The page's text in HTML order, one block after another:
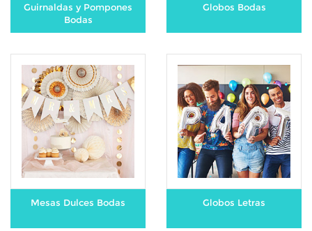
Guirnaldas y Pompones
Bodas
Globos Bodas
Mesas Dulces Bodas Globos Letras